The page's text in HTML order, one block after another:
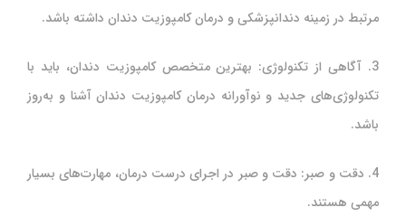
مرتبط در زمینه دندانپزشکی و درمان کامپوزیت دندان داشته باشد.
3. آگاهی از تکنولوژی: بهترین متخصص کامپوزیت دندان، باید با
تکنولوژی‌های جدید و نوآورانه درمان کامپوزیت دندان آشنا و به‌روز
باشد.
4. دقت و صبر: دقت و صبر در اجرای درست درمان، مهارت‌های بسیار
مهمی هستند.